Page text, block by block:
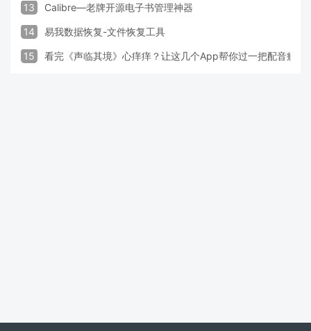
13 Calibre—老牌开源电子书管理神器
14 易我数据恢复-文件恢复工具
15 看完《声临其境》心痒痒？让这几个App帮你过一把配音瘾